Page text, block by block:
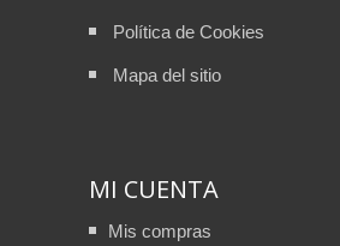
Política de Cookies
Mapa del sitio
MI CUENTA
Mis compras